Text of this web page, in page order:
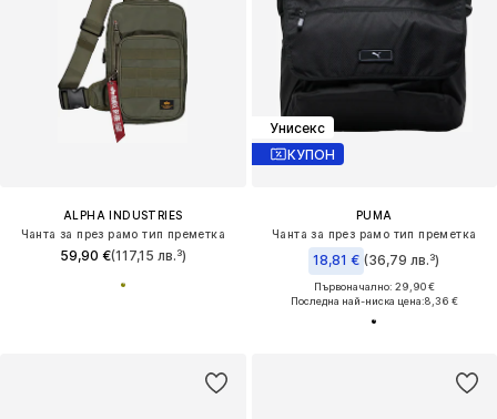
ALPHA INDUSTRIES
Чанта за през рамо тип преметка
59,90 €(117,15 лв.³)
Унисекс
КУПОН
PUMA
Чанта за през рамо тип преметка
18,81 € (36,79 лв.³)
Първоначално: 29,90 €
Последна най-ниска цена:8,36 €